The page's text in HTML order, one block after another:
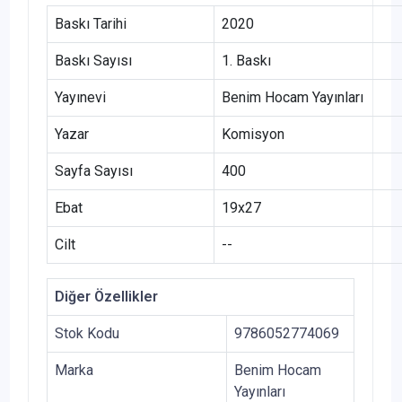
Baskı Tarihi 2020
Baskı Sayısı 1. Baskı
Yayınevi Benim Hocam Yayınları
Yazar Komisyon
Sayfa Sayısı 400
Ebat 19x27
Cilt --
Diğer Özellikler
Stok Kodu 9786052774069
Marka
Benim Hocam
Yayınları